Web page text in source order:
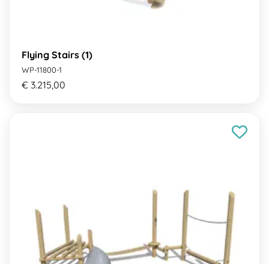
Flying Stairs (1)
WP-11800-1
€ 3.215,00